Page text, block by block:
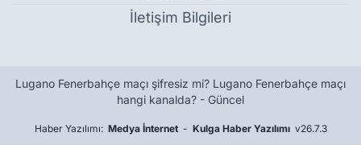
İletişim Bilgileri
Lugano Fenerbahçe maçı şifresiz mi? Lugano Fenerbahçe maçı
hangi kanalda? - Güncel
Haber Yazılımı: Medya İnternet - Kulga Haber Yazılımı v26.7.3